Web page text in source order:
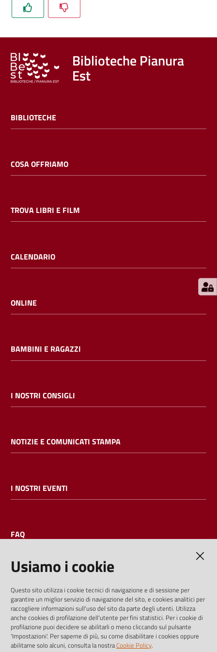
libri
film
Calendario
Bambini
E
l
i
cataloghi
bibliotecario
Biblioteche Pianura
Est
BIBLIOTECHE
COSA OFFRIAMO
TROVA LIBRI E FILM
CALENDARIO
ONLINE
BAMBINI E RAGAZZI
I NOSTRI CONSIGLI
NOTIZIE E COMUNICATI STAMPA
I NOSTRI EVENTI
FAQ
I dati personali pubblicati sono riutilizzabili solo alle condizioni
previste dalla direttiva comunitaria 2003/98/CE e dal d.lgs.
36/2006
Usiamo i cookie
Questo sito utilizza i cookie tecnici di navigazione e di sessione per
garantire un miglior servizio di navigazione del sito, e cookies analitici per
raccogliere informazioni sull'uso del sito da parte degli utenti. Utilizza
anche cookies di profilazione dell'utente per fini statistici. Per i cookie di
profilazione puoi decidere se abilitarli o meno cliccando sul pulsante
'Impostazioni'. Per saperne di più, su come disabilitare i cookies oppure
abilitarne solo alcuni, consulta la nostraCookie Policy.